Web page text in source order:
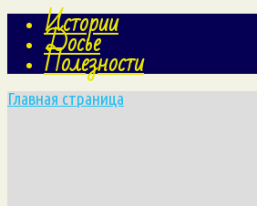
Истории
Досье
Полезности
Главная страница